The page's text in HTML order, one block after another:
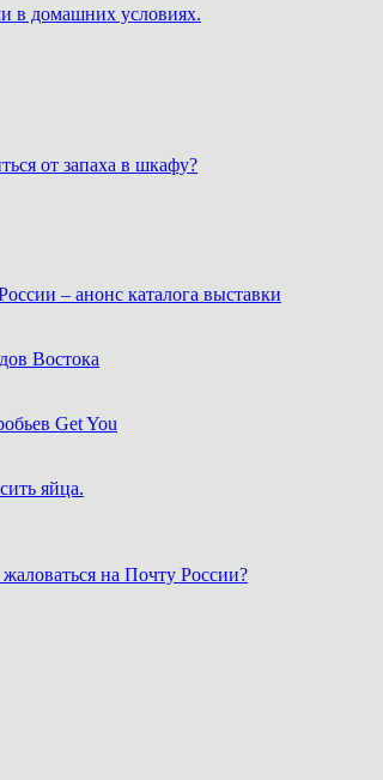
в домашних условиях.
от запаха в шкафу?
– анонс каталога выставки
Востока
Get You
яйца.
на Почту России?